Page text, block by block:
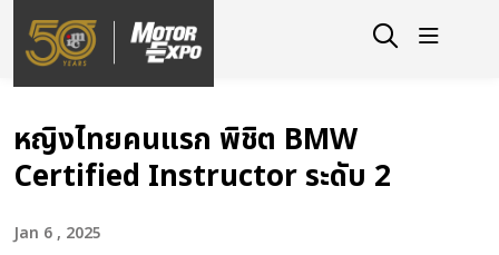
หญิงไทยคนแรก พิชิต BMW
Certified Instructor ระดับ 2
Jan 6 , 2025